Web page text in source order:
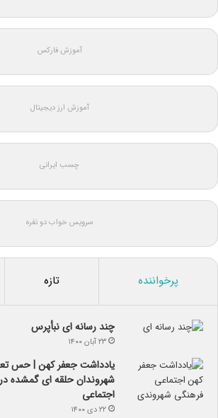
آموزش فارکس
آموزش ارز دیجیتال
چسب ایرانی
سرویس خواب دو نفره
پرخواننده تازه
چند رسانه ای نبأپرس
۲۳ آبان ۱۴۰۰
یادداشت جعفر کهن | حس
شهروندان حلقه ای گمشده
اجتماعی
۲۲ دی ۱۴۰۰